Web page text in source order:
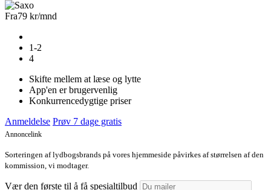
Fra79 kr/mnd
1-2
4
Skifte mellem at læse og lytte
App'en er brugervenlig
Konkurrencedygtige priser
Anmeldelse Prøv 7 dage gratis
Annoncelink
Sorteringen af lydbogsbrands på vores hjemmeside påvirkes af størrelsen af den
kommission, vi modtager.
Vær den første til å få spesialtilbud